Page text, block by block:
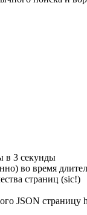
в 3 секунды
во время
страниц (sic!)
JSON страницу